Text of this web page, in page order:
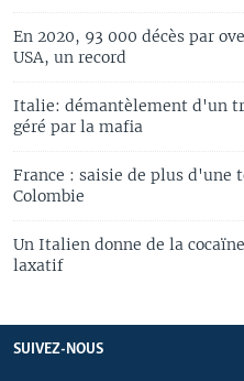
En 2020, 93 000 décès par
USA, un record
Italie: démantèlement d'un
géré par la mafia
France : saisie de plus d'une
Colombie
Un Italien donne de la
laxatif
SUIVEZ-NOUS